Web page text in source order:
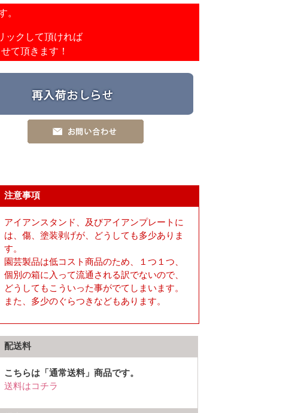
。
ックして頂ければ
て頂きます！
注意事項
アイアンスタンド、及びアイアンプレートに
は、傷、塗装剥げが、どうしても多少ありま
す。
園芸製品は低コスト商品のため、１つ１つ、
個別の箱に入って流通される訳でないので、
どうしてもこういった事がでてしまいます。
また、多少のぐらつきなどもあります。
配送料
こちらは「通常送料」商品です。
送料はコチラ